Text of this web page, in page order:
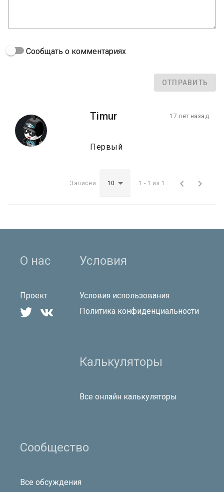
Сообщать о комментариях
ОТПРАВИТЬ
Timur 17 лет назад
Первый
Записей: 1 - 1 из 1  
О нас
Проект
 
Условия
Условия использования
Политика конфиденциальности
Калькуляторы
Все онлайн калькуляторы
Сообщество
Все обсуждения